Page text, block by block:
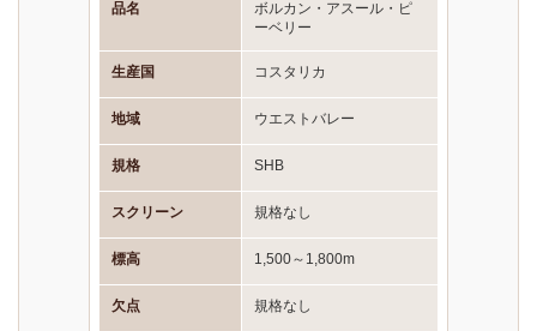
品名
ボルカン・アスール・ピ
ーベリー
生産国 コスタリカ
地域 ウエストバレー
規格 SHB
スクリーン 規格なし
標高 1,500～1,800m
欠点 規格なし